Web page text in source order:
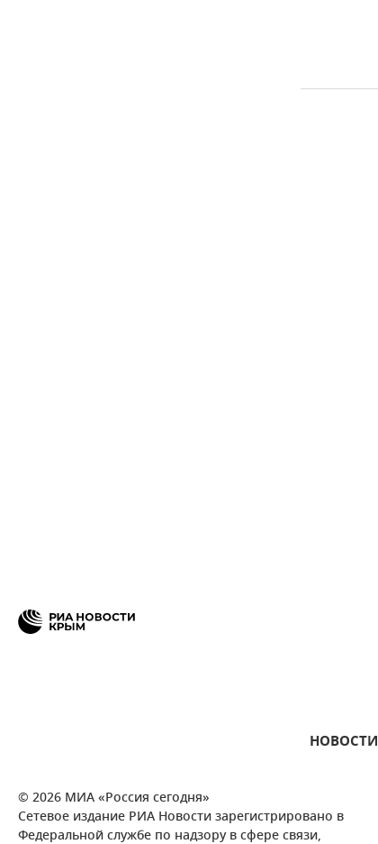
НОВОСТИ
© 2026 МИА «Россия сегодня»
Сетевое издание РИА Новости зарегистрировано в
Федеральной службе по надзору в сфере связи,